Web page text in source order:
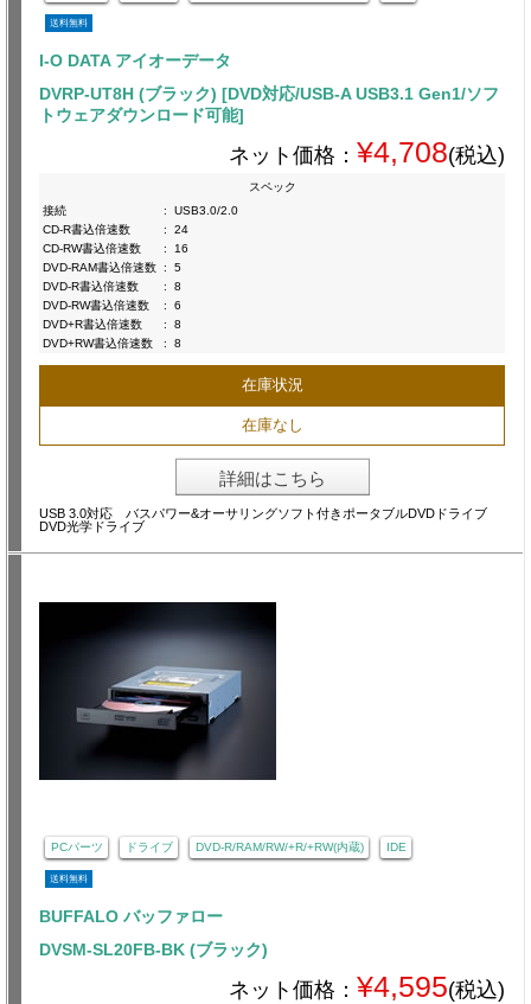
送料無料
I-O DATA アイオーデータ
DVRP-UT8H (ブラック) [DVD対応/USB-A USB3.1 Gen1/ソフ
トウェアダウンロード可能]
ネット価格： ¥4,708(税込)
スペック
接続
:
USB3.0/2.0
CD-R書込倍速数
:
24
CD-RW書込倍速数
:
16
DVD-RAM書込倍速数 :
5
DVD-R書込倍速数
:
8
DVD-RW書込倍速数
:
6
DVD+R書込倍速数
:
8
DVD+RW書込倍速数
: 8
在庫状況
在庫なし
詳細はこちら
USB 3.0対応 バスパワー&オーサリングソフト付きポータブルDVDドライブ
DVD光学ドライブ
PCパーツ ドライブ DVD-R/RAM/RW/+R/+RW(内蔵) IDE
送料無料
BUFFALO バッファロー
DVSM-SL20FB-BK (ブラック)
ネット価格： ¥4,595(税込)